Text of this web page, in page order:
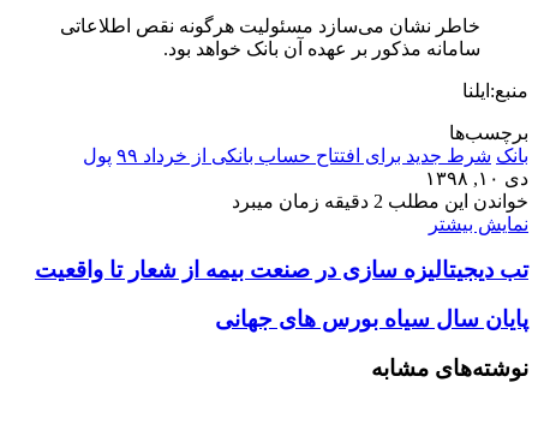
خاطر نشان می‌سازد مسئولیت هرگونه نقص اطلاعاتی
سامانه مذکور بر عهده آن بانک خواهد بود.
منبع:ایلنا
برچسب‌ها
بانک شرط جدید برای افتتاح حساب بانکی از خرداد ۹۹
پول
دی ۱۰, ۱۳۹۸
خواندن این مطلب 2 دقیقه زمان میبرد
نمایش بیشتر
تب دیجیتالیزه سازی در صنعت بیمه از شعار تا واقعیت
پایان سال سیاه بورس های جهانی
نوشته‌های مشابه